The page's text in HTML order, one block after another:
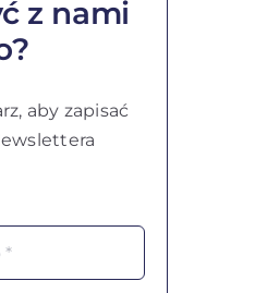
z nami
aby zapisać